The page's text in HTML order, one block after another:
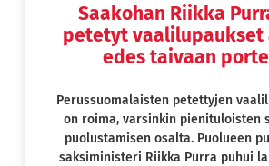
Saakohan Riikka
petetyt vaalilupaukset
edes taivaan
Perussuomalaisten petettyjen
on roima, varsinkin pienituloisten
puolustamisen osalta. Puolueen
saksiministeri Riikka Purra puhui